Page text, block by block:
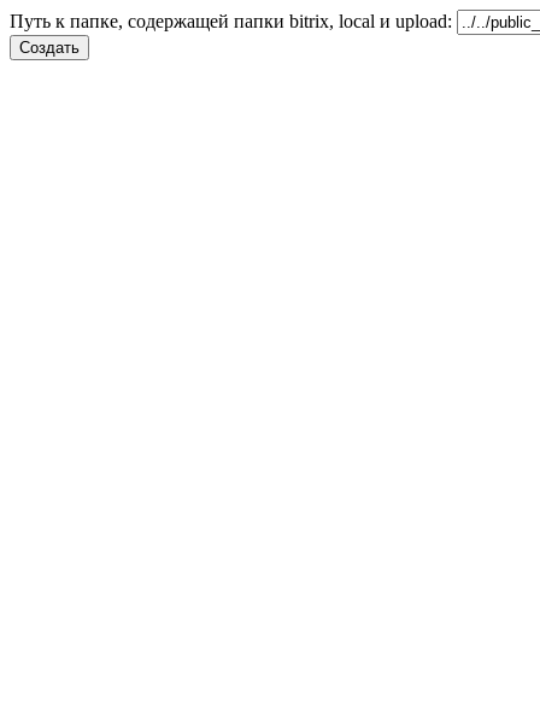
Путь к папке, содержащей папки bitrix, local и upload: